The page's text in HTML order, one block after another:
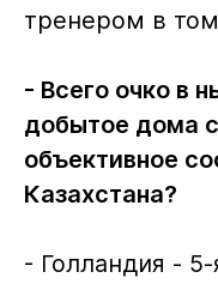
тренером в
- Всего очко в
добытое дома
объективное
Казахстана?
- Голландия -